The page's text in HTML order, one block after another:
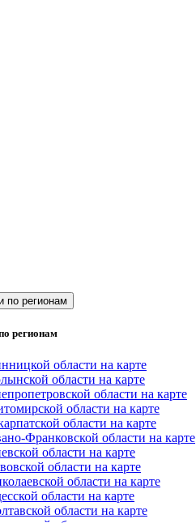
по регионам
регионам
области на карте
области на карте
области на карте
области на карте
области на карте
Франковской области на карте
области на карте
области на карте
области на карте
области на карте
области на карте